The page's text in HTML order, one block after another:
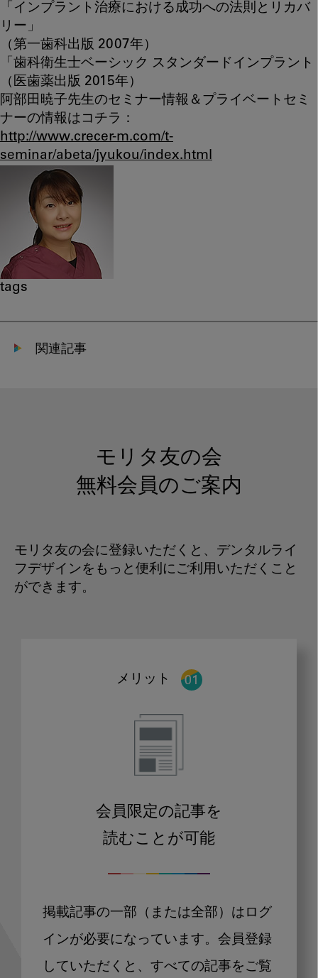
「インプラント治療における成功への法則とリカバ
リー」
（第一歯科出版 2007年）
「歯科衛生士ベーシック スタンダードインプラント
（医歯薬出版 2015年）
阿部田暁子先生のセミナー情報＆プライベートセミ
ナーの情報はコチラ：
http://www.crecer-m.com/t-
seminar/abeta/jyukou/index.html
tags
関連記事
モリタ友の会
無料会員のご案内
モリタ友の会に登録いただくと、デンタルライ
フデザインをもっと便利にご利用いただくこと
ができます。
メリット
会員限定の記事を
読むことが可能
掲載記事の一部（または全部）はログ
インが必要になっています。会員登録
していただくと、すべての記事をご覧